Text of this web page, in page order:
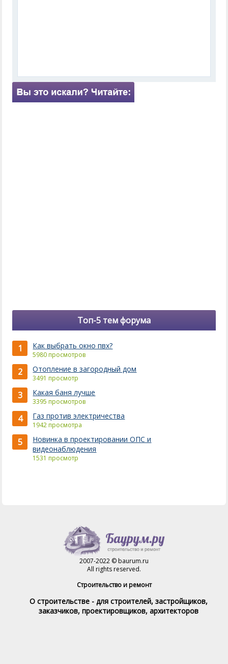
Топ-5 тем форума
1 Как выбрать окно пвх?
5980 просмотров
2 Отопление в загородный дом
3491 просмотр
3 Какая баня лучше
3395 просмотров
4 Газ против электричества
1942 просмотра
5
Новинка в проектировании ОПС и
видеонаблюдения
1531 просмотр
2007-2022 © baurum.ru
All rights reserved.
Строительство и ремонт
О строительстве - для строителей, застройщиков,
заказчиков, проектировщиков, архитекторов